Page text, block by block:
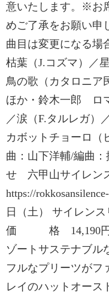
意いたします。※お
めご了承をお願い申
曲目は変更になる
枯葉（J.コズマ）／
鳥の歌（カタロニア
ほか・鈴木一郎 ロ
／涙（F.タルレガ）
カボットチョーロ（
曲：山下洋輔/編曲
せ 六甲山サイレン
https://
日（土） サイレン
価 格 14,190円（
ゾートサステナブル
フルなプリーツがフ
レイのハットオース